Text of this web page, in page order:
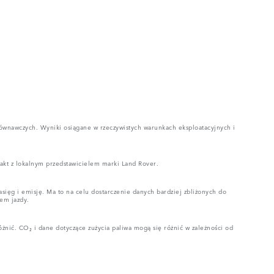
Wyniki osiągane w rzeczywistych warunkach eksploatacyjnych i
z lokalnym przedstawicielem marki Land Rover.
i emisję. Ma to na celu dostarczenie danych bardziej zbliżonych do
jazdy.
CO₂ i dane dotyczące zużycia paliwa mogą się różnić w zależności od